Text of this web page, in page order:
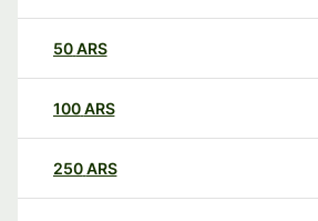
50ARS
100ARS
250ARS